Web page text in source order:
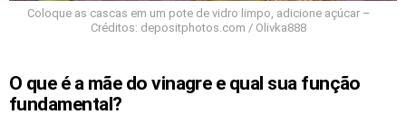
Coloque as cascas em um pote de vidro limpo, adicione açúcar –
Créditos: depositphotos.com / Olivka888
O que é a mãe do vinagre e qual sua função
fundamental?